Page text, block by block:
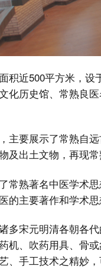
积近500平方米，
化历史馆、常熟良
主要展示了常熟自
及出土文物，再现常
常熟著名中医学术
的主要著作和学术
多宋元明清各朝各
机、吹药用具、骨
手工技术之精妙，